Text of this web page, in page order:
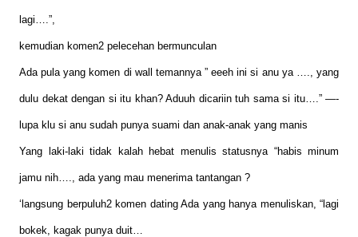
lagi….”,
kemudian komen2 pelecehan bermunculan
Ada pula yang komen di wall temannya ” eeeh ini si anu ya …., yang
dulu dekat dengan si itu khan? Aduuh dicariin tuh sama si itu….” —-
lupa klu si anu sudah punya suami dan anak-anak yang manis
Yang laki-laki tidak kalah hebat menulis statusnya “habis minum
jamu nih…., ada yang mau menerima tantangan ?
‘langsung berpuluh2 komen dating Ada yang hanya menuliskan, “lagi
bokek, kagak punya duit…